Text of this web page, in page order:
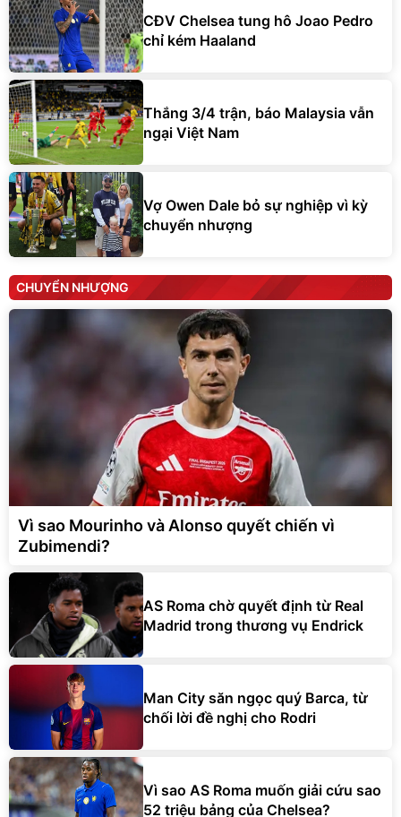
CĐV Chelsea tung hô Joao Pedro
chỉ kém Haaland
Thắng 3/4 trận, báo Malaysia vẫn
ngại Việt Nam
Vợ Owen Dale bỏ sự nghiệp vì kỳ
chuyển nhượng
CHUYỂN NHƯỢNG
Vì sao Mourinho và Alonso quyết chiến vì
Zubimendi?
AS Roma chờ quyết định từ Real
Madrid trong thương vụ Endrick
Man City săn ngọc quý Barca, từ
chối lời đề nghị cho Rodri
Vì sao AS Roma muốn giải cứu sao
52 triệu bảng của Chelsea?